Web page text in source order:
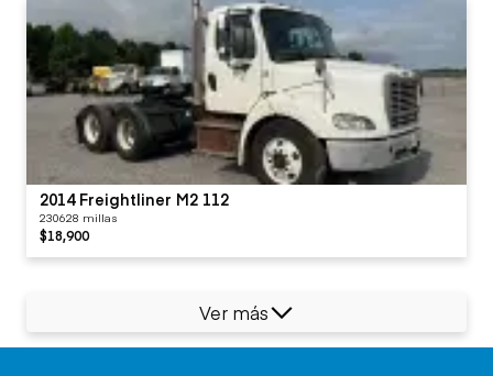
2014 Freightliner M2 112
230628 millas
$18,900
Ver más